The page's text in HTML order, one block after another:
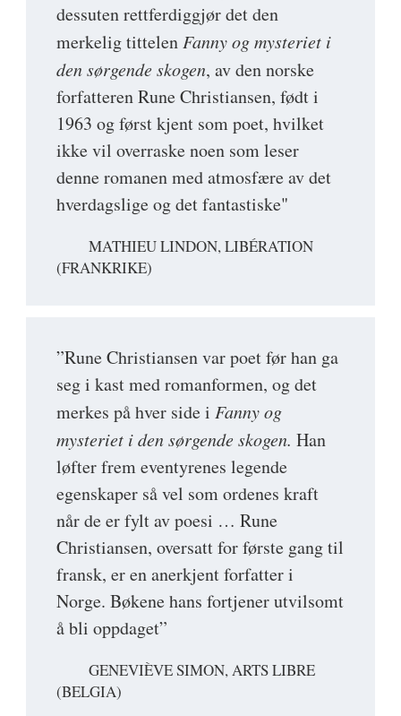
dessuten rettferdiggjør det den
merkelig tittelen Fanny og mysteriet i
den sørgende skogen, av den norske
forfatteren Rune Christiansen, født i
1963 og først kjent som poet, hvilket
ikke vil overraske noen som leser
denne romanen med atmosfære av det
hverdagslige og det fantastiske"
MATHIEU LINDON, LIBÉRATION
(FRANKRIKE)
”Rune Christiansen var poet før han ga
seg i kast med romanformen, og det
merkes på hver side i Fanny og
mysteriet i den sørgende skogen. Han
løfter frem eventyrenes legende
egenskaper så vel som ordenes kraft
når de er fylt av poesi … Rune
Christiansen, oversatt for første gang til
fransk, er en anerkjent forfatter i
Norge. Bøkene hans fortjener utvilsomt
å bli oppdaget”
GENEVIÈVE SIMON, ARTS LIBRE
(BELGIA)